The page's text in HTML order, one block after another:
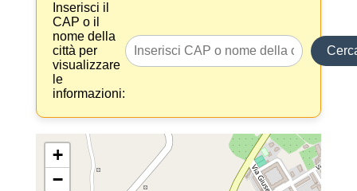
Inserisci il
CAP o il
nome della
città per
visualizzare
le
informazioni:
+
−